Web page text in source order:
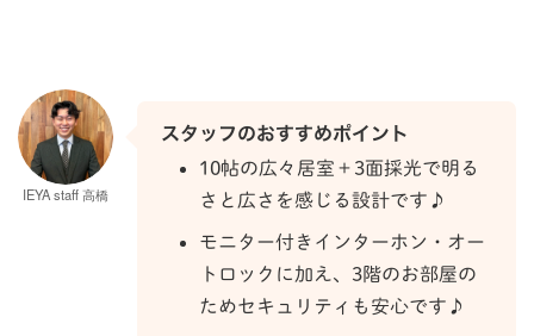
IEYA staff 高橋
スタッフのおすすめポイント
10帖の広々居室＋3面採光で明る
さと広さを感じる設計です♪
モニター付きインターホン・オー
トロックに加え、3階のお部屋の
ためセキュリティも安心です♪